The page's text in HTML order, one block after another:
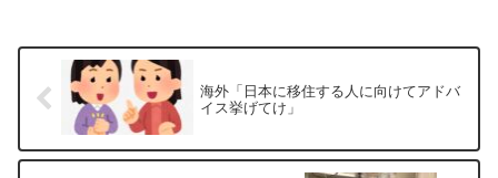
海外「日本に移住する人に向けてアドバ
イス挙げてけ」